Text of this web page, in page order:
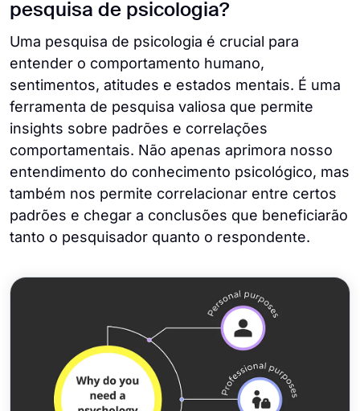
pesquisa de psicologia?
Uma pesquisa de psicologia é crucial para
entender o comportamento humano,
sentimentos, atitudes e estados mentais. É uma
ferramenta de pesquisa valiosa que permite
insights sobre padrões e correlações
comportamentais. Não apenas aprimora nosso
entendimento do conhecimento psicológico, mas
também nos permite correlacionar entre certos
padrões e chegar a conclusões que beneficiarão
tanto o pesquisador quanto o respondente.